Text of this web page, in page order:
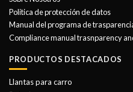
Politica de protección de datos
Manual del programa de
Compliance manual trasnparency
PRODUCTOS DESTACADOS
Llantas para carro